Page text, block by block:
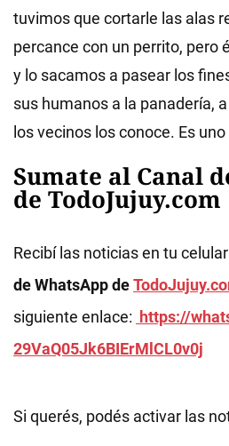
tuvimos que cortarle las alas
percance con un perrito, pero
y lo sacamos a pasear los
sus humanos a la panadería,
los vecinos los conoce. Es
Sumate al Canal
de TodoJujuy.com
Recibí las noticias en tu
de WhatsApp de
siguiente enlace: https://
29VaQ05Jk6BIErMlCL0v0j
Si querés, podés activar las